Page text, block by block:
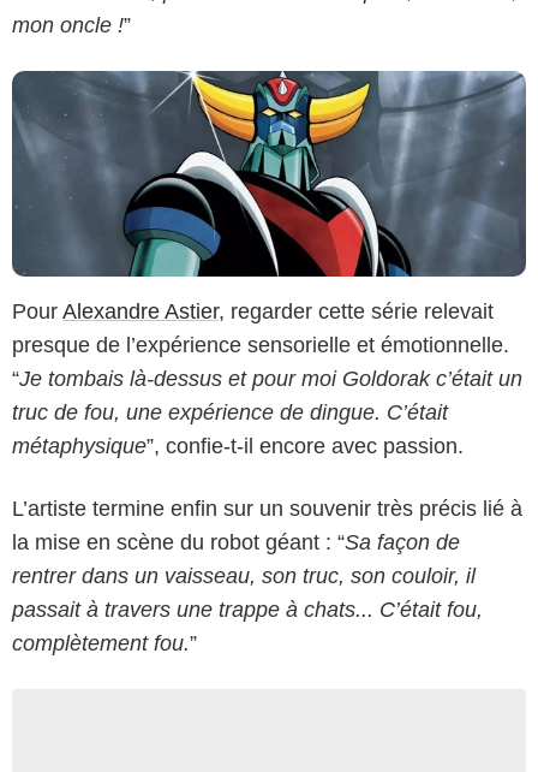
mon oncle !”
Pour Alexandre Astier, regarder cette série relevait
presque de l’expérience sensorielle et émotionnelle.
“Je tombais là-dessus et pour moi Goldorak c’était un
truc de fou, une expérience de dingue. C’était
métaphysique”, confie-t-il encore avec passion.
L’artiste termine enfin sur un souvenir très précis lié à
la mise en scène du robot géant : “Sa façon de
rentrer dans un vaisseau, son truc, son couloir, il
passait à travers une trappe à chats... C’était fou,
complètement fou.”